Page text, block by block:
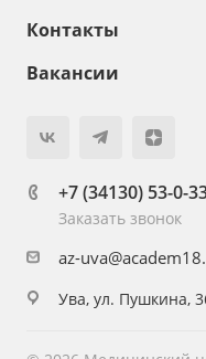
Контакты
Вакансии
+7 (34130) 53-0-
Заказать звонок
az-
Ува, ул. Пушкина,